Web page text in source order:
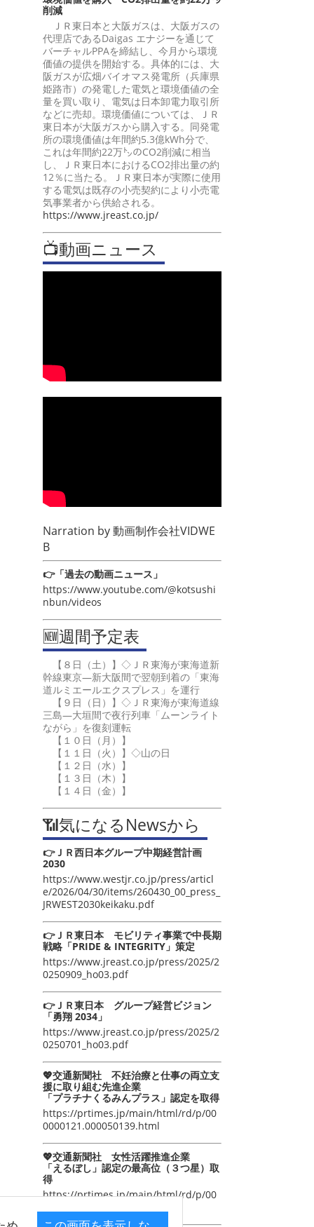
削減
ＪＲ東日本と大阪ガスは、大阪ガスの
代理店であるDaigas エナジーを通じて
バーチャルPPAを締結し、今月から環境
価値の提供を開始する。具体的には、大
阪ガスが広畑バイオマス発電所（兵庫県
姫路市）の発電した電気と環境価値の全
量を買い取り、電気は日本卸電力取引所
などに売却。環境価値については、ＪＲ
東日本が大阪ガスから購入する。同発電
所の環境価値は年間約5.3億kWh分で、
これは年間約22万㌧のCO2削減に相当
し、ＪＲ東日本におけるCO2排出量の約
12％に当たる。ＪＲ東日本が実際に使用
する電気は既存の小売契約により小売電
気事業者から供給される。
https://www.jreast.co.jp/
📺動画ニュース
Narration by動画制作会社VIDWE
B
👉「過去の動画ニュース」
https://www.youtube.com/@kotsushi
nbun/videos
🆕週間予定表
【８日（土）】◇ＪＲ東海が東海道新
幹線東京―新大阪間で翌朝到着の「東海
道ルミエールエクスプレス」を運行
【９日（日）】◇ＪＲ東海が東海道線
三島―大垣間で夜行列車「ムーンライト
ながら」を復刻運転
【１０日（月）】
【１１日（火）】◇山の日
【１２日（水）】
【１３日（木）】
【１４日（金）】
📶気になるNewsから
👉ＪＲ西日本グループ中期経営計画
2030
https://www.westjr.co.jp/press/articl
e/2026/04/30/items/260430_00_press_
JRWEST2030keikaku.pdf
👉ＪＲ東日本 モビリティ事業で中長期
戦略「PRIDE & INTEGRITY」策定
https://www.jreast.co.jp/press/2025/2
0250909_ho03.pdf
👉ＪＲ東日本 グループ経営ビジョン
「勇翔 2034」
https://www.jreast.co.jp/press/2025/2
0250701_ho03.pdf
💖交通新聞社 不妊治療と仕事の両立支
援に取り組む先進企業
「プラチナくるみんプラス」認定を取得
https://prtimes.jp/main/html/rd/p/00
0000121.000050139.html
💖交通新聞社 女性活躍推進企業
「えるぼし」認定の最高位（３つ星）取
得
https://prtimes.jp/main/html/rd/p/00